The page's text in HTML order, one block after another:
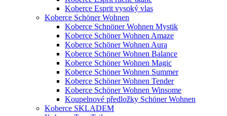
Koberce Esprit vysoký vlas
Koberce Schöner Wohnen
Koberce Schnöner Wohnen Mystik
Koberce Schöner Wohnen Amaze
Koberce Schöner Wohnen Aura
Koberce Schöner Wohnen Balance
Koberce Schöner Wohnen Magic
Koberce Schöner Wohnen Summer
Koberce Schöner Wohnen Tender
Koberce Schöner Wohnen Winsome
Koupelnové předložky Schöner Wohnen
Koberce SKLADEM